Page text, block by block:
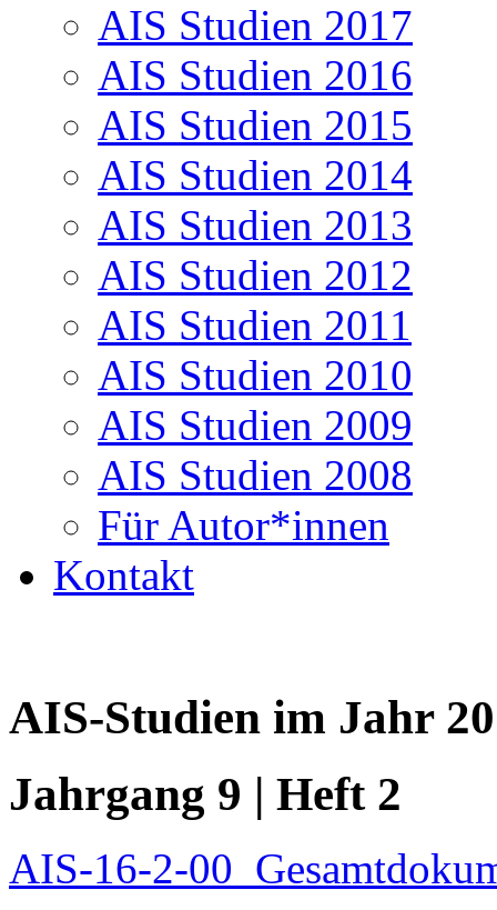
AIS Studien 2017
AIS Studien 2016
AIS Studien 2015
AIS Studien 2014
AIS Studien 2013
AIS Studien 2012
AIS Studien 2011
AIS Studien 2010
AIS Studien 2009
AIS Studien 2008
Für Autor*innen
Kontakt
AIS-Studien im Jahr
Jahrgang 9 | Heft 2
AIS-16-2-